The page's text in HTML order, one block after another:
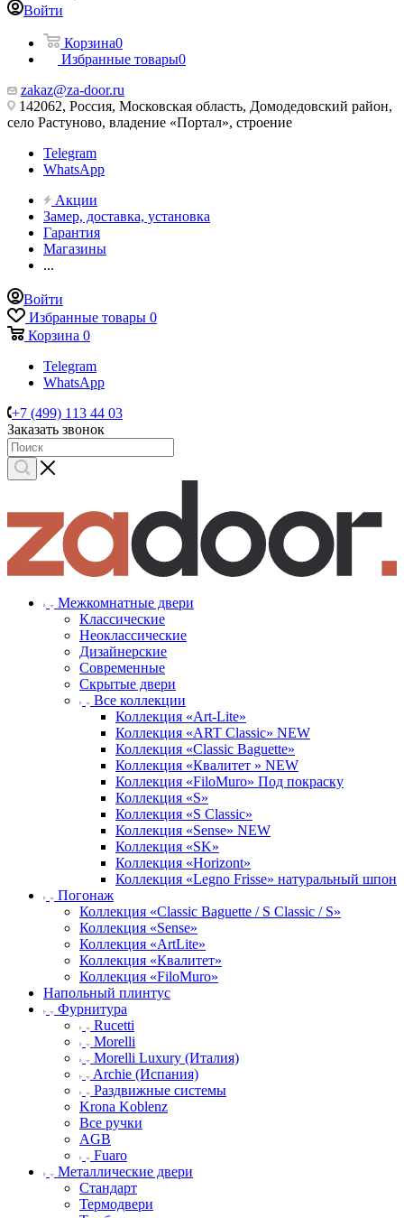
Войти
Корзина0
Избранные товары0
zakaz@za-door.ru
142062, Россия, Московская область, Домодедовский район,
село Растуново, владение «Портал», строение
Telegram
WhatsApp
Акции
Замер, доставка, установка
Гарантия
Магазины
...
Войти
Избранные товары 0
Корзина 0
Telegram
WhatsApp
+7 (499) 113 44 03
Заказать звонок
Межкомнатные двери
Классические
Неоклассические
Дизайнерские
Современные
Скрытые двери
Все коллекции
Коллекция «Art-Lite»
Коллекция «ART Classic» NEW
Коллекция «Classic Baguette»
Коллекция «Квалитет » NEW
Коллекция «FiloMuro» Под покраску
Коллекция «S»
Коллекция «S Classic»
Коллекция «Sense» NEW
Коллекция «SK»
Коллекция «Horizont»
Коллекция «Legno Frisse» натуральный шпон
Погонаж
Коллекция «Classic Baguette / S Classic / S»
Коллекция «Sense»
Коллекция «ArtLite»
Коллекция «Квалитет»
Коллекция «FiloMuro»
Напольный плинтус
Фурнитура
Rucetti
Morelli
Morelli Luxury (Италия)
Archie (Испания)
Раздвижные системы
Krona Koblenz
Все ручки
AGB
Fuaro
Металлические двери
Стандарт
Термодвери